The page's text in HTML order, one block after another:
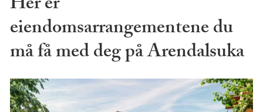
eiendomsarrangementene du
må få med deg på Arendalsuka